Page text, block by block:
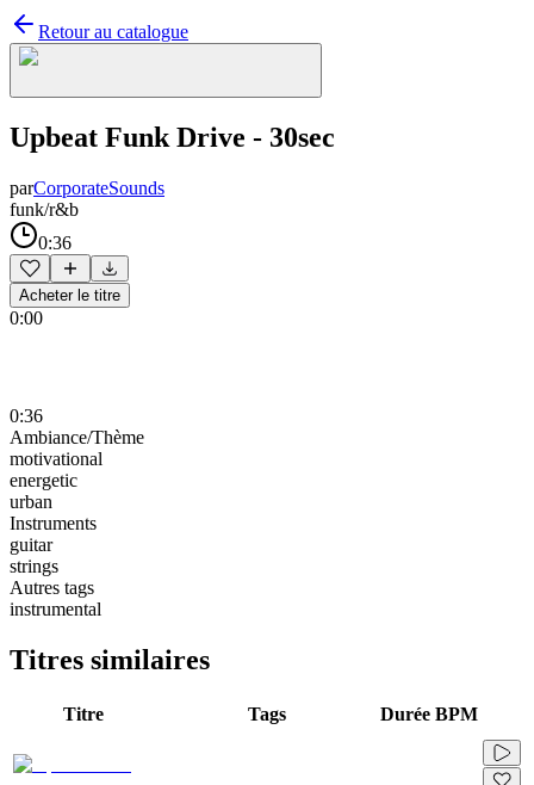
Retour au catalogue
Upbeat Funk Drive - 30sec
parCorporateSounds
funk/r&b
0:36
Acheter le titre
0:00
0:36
Ambiance/Thème
motivational
energetic
urban
Instruments
guitar
strings
Autres tags
instrumental
Titres similaires
Titre Tags Durée BPM